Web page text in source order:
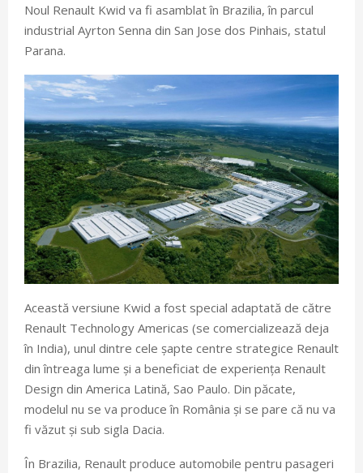
Noul Renault Kwid va fi asamblat în Brazilia, în parcul
industrial Ayrton Senna din San Jose dos Pinhais, statul
Parana.
Această versiune Kwid a fost special adaptată de către
Renault Technology Americas (se comercializează deja
în India), unul dintre cele șapte centre strategice Renault
din întreaga lume și a beneficiat de experiența Renault
Design din America Latină, Sao Paulo. Din păcate,
modelul nu se va produce în România și se pare că nu va
fi văzut și sub sigla Dacia.
În Brazilia, Renault produce automobile pentru pasageri